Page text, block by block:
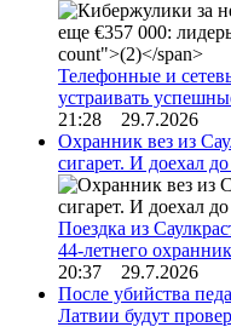
Телефонные и
устраивать
21:28 29.7.2026
Охранник вез из
сигарет. И доехал
Поездка из
44-летнего
20:37 29.7.2026
После убийства
Латвии будут